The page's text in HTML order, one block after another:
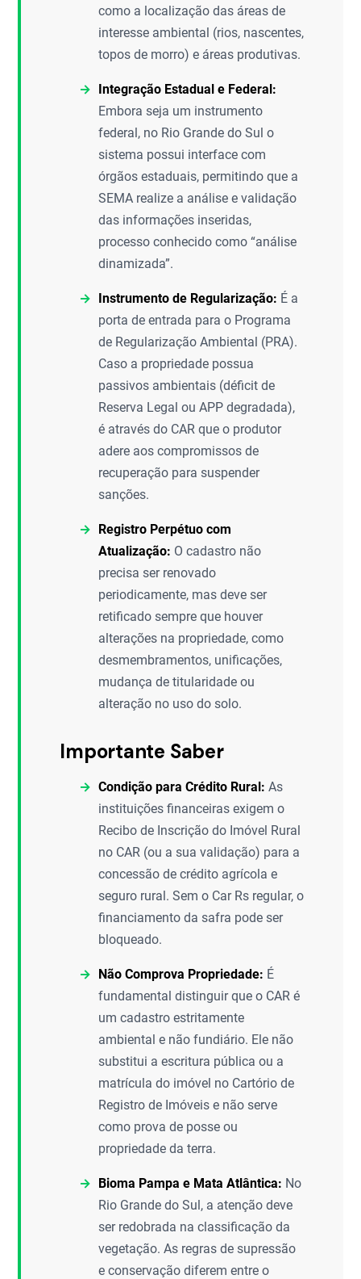
como a localização das áreas de
interesse ambiental (rios, nascentes,
topos de morro) e áreas produtivas.
Integração Estadual e Federal:
Embora seja um instrumento
federal, no Rio Grande do Sul o
sistema possui interface com
órgãos estaduais, permitindo que a
SEMA realize a análise e validação
das informações inseridas,
processo conhecido como “análise
dinamizada”.
Instrumento de Regularização: É a
porta de entrada para o Programa
de Regularização Ambiental (PRA).
Caso a propriedade possua
passivos ambientais (déficit de
Reserva Legal ou APP degradada),
é através do CAR que o produtor
adere aos compromissos de
recuperação para suspender
sanções.
Registro Perpétuo com
Atualização: O cadastro não
precisa ser renovado
periodicamente, mas deve ser
retificado sempre que houver
alterações na propriedade, como
desmembramentos, unificações,
mudança de titularidade ou
alteração no uso do solo.
Importante Saber
Condição para Crédito Rural: As
instituições financeiras exigem o
Recibo de Inscrição do Imóvel Rural
no CAR (ou a sua validação) para a
concessão de crédito agrícola e
seguro rural. Sem o Car Rs regular, o
financiamento da safra pode ser
bloqueado.
Não Comprova Propriedade: É
fundamental distinguir que o CAR é
um cadastro estritamente
ambiental e não fundiário. Ele não
substitui a escritura pública ou a
matrícula do imóvel no Cartório de
Registro de Imóveis e não serve
como prova de posse ou
propriedade da terra.
Bioma Pampa e Mata Atlântica: No
Rio Grande do Sul, a atenção deve
ser redobrada na classificação da
vegetação. As regras de supressão
e conservação diferem entre o